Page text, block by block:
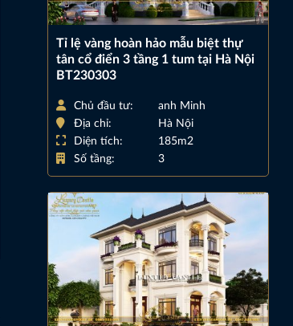
Tỉ lệ vàng hoàn hảo mẫu biệt thự
tân cổ điển 3 tầng 1 tum tại Hà Nội
BT230303
Chủ đầu tư:
anh Minh
Địa chỉ:
Hà Nội
Diện tích:
185m2
Số tầng:
3